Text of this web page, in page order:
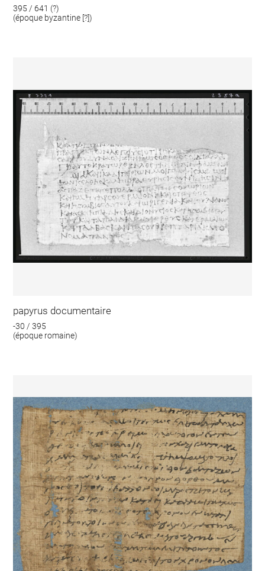
395 / 641 (?)
(époque byzantine [?])
papyrus documentaire
-30 / 395
(époque romaine)